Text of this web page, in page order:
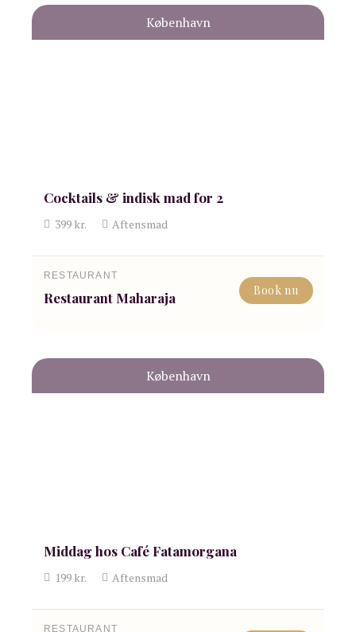
København
Cocktails & indisk mad for 2
399kr. Aftensmad
RESTAURANT
Restaurant Maharaja Book nu
København
Middag hos Café Fatamorgana
199kr. Aftensmad
RESTAURANT